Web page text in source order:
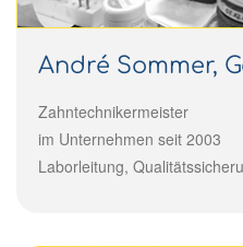
André Sommer,
Zahntechnikermeister
im Unternehmen seit 2003
Laborleitung,